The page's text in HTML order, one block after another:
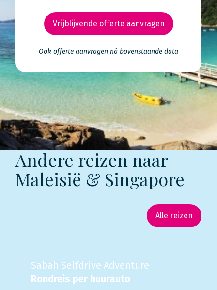
Vrijblijvende offerte aanvragen
Ook offerte aanvragen ná bovenstaande data
Andere reizen naar
Maleisië & Singapore
Alle reizen
Sabah Selfdrive Adventure
Rondreis per huurauto